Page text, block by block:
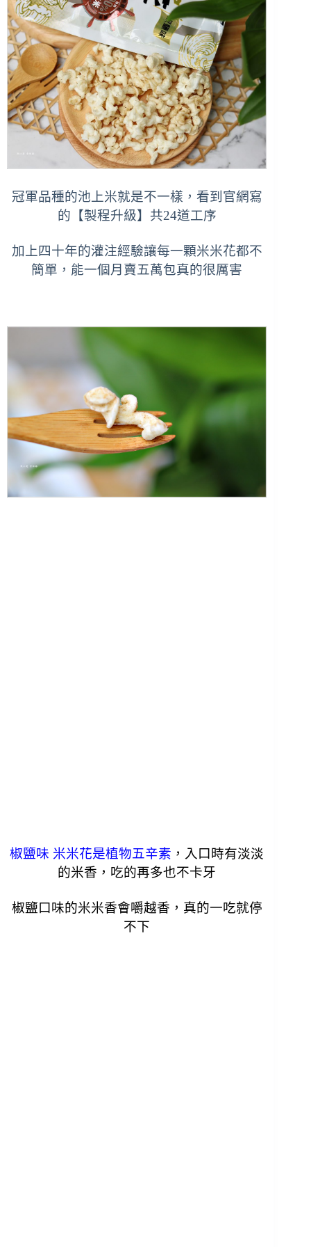
冠軍品種的池上米就是不一樣，看到官網寫
的【製程升級】共24道工序
加上四十年的灌注經驗讓每一顆米米花都不
簡單，能一個月賣五萬包真的很厲害
椒鹽味 米米花是植物五辛素 ，入口時有淡淡
的米香，吃的再多也不卡牙
椒鹽口味的米米香會嚼越香，真的一吃就停
不下